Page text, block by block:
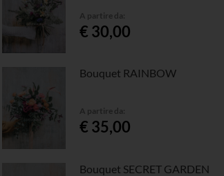
A partire da:
€ 30,00
Bouquet RAINBOW
A partire da:
€ 35,00
Bouquet SECRET GARDEN